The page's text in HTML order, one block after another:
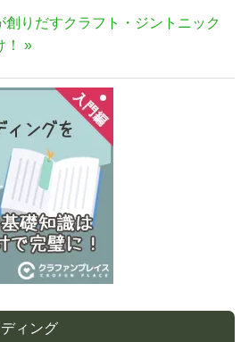
創りだすクラフト・ジントニック
ィング